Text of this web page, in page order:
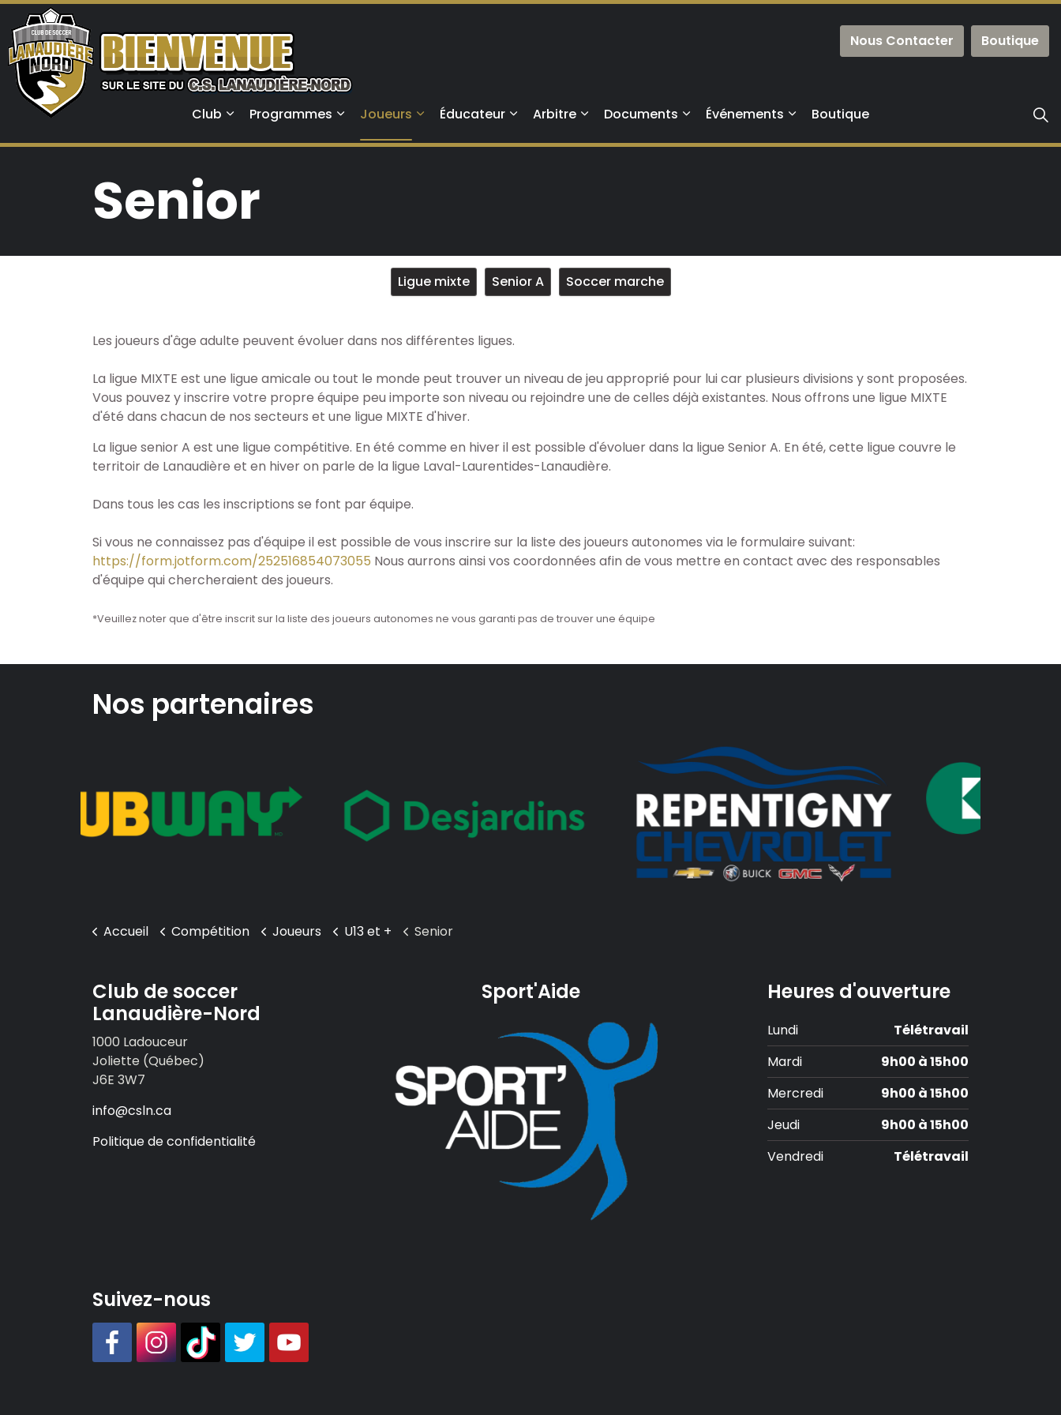
Club Programmes Joueurs Éducateur Arbitre Documents Événements Boutique
Nous Contacter Boutique
Senior
Ligue mixte Senior A Soccer marche
Les joueurs d'âge adulte peuvent évoluer dans nos différentes ligues.
La ligue MIXTE est une ligue amicale ou tout le monde peut trouver un niveau de jeu approprié pour lui car plusieurs divisions y sont proposées.
Vous pouvez y inscrire votre propre équipe peu importe son niveau ou rejoindre une de celles déjà existantes. Nous offrons une ligue MIXTE
d'été dans chacun de nos secteurs et une ligue MIXTE d'hiver.
La ligue senior A est une ligue compétitive. En été comme en hiver il est possible d'évoluer dans la ligue Senior A. En été, cette ligue couvre le
territoir de Lanaudière et en hiver on parle de la ligue Laval-Laurentides-Lanaudière.
Dans tous les cas les inscriptions se font par équipe.
Si vous ne connaissez pas d'équipe il est possible de vous inscrire sur la liste des joueurs autonomes via le formulaire suivant:
https://form.jotform.com/252516854073055 Nous aurrons ainsi vos coordonnées afin de vous mettre en contact avec des responsables
d'équipe qui chercheraient des joueurs.
*Veuillez noter que d'être inscrit sur la liste des joueurs autonomes ne vous garanti pas de trouver une équipe
Nos partenaires
Accueil Compétition Joueurs U13 et + Senior
Club de soccer
Lanaudière-Nord
1000 Ladouceur
Joliette (Québec)
J6E 3W7
info@csln.ca
Politique de confidentialité
Sport'Aide Heures d'ouverture
Lundi
Télétravail
Mardi
9h00 à 15h00
Mercredi
9h00 à 15h00
Jeudi
9h00 à 15h00
Vendredi
Télétravail
Suivez-nous